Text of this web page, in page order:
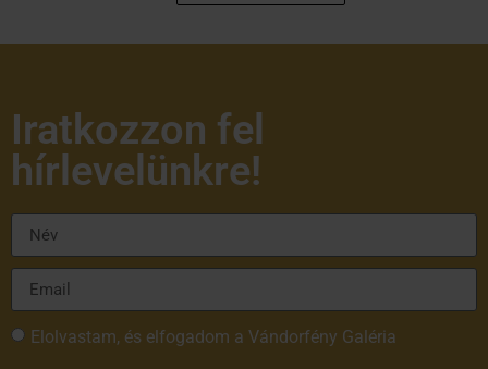
Iratkozzon fel
hírlevelünkre!
Elolvastam, és elfogadom a Vándorfény Galéria